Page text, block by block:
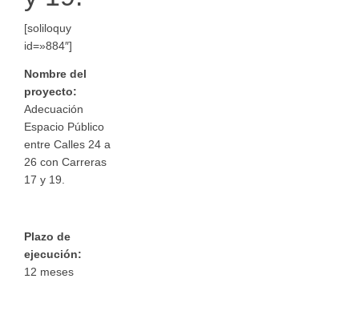
[soliloquy
id=»884″]
Nombre del
proyecto:
Adecuación
Espacio Público
entre Calles 24 a
26 con Carreras
17 y 19.
Plazo de
ejecución:
12 meses